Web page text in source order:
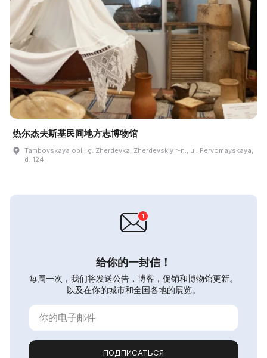
热尔杰夫斯基民间地方志博物馆
Tambovskaya obl., g. Zherdevka, Zherdevskiy r-n., ul. Pervomayskaya,
d. 124
给你的一封信！
每周一次，我们将发送公告，博客，促销和博物馆更新。
以及在你的城市和全国各地的展览。
ПОДПИСАТЬСЯ